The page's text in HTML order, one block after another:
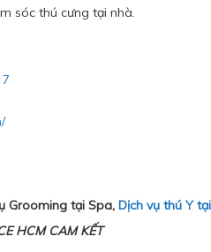
sóc thú cưng tại nhà.
Grooming tại Spa, Dịch vụ thú Y
HCM CAM KẾT